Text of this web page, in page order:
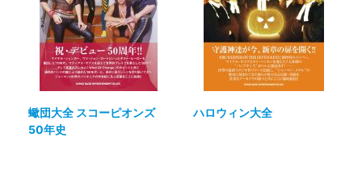
蠍団大全 スコーピオンズ
50年史
ハロウィン大全